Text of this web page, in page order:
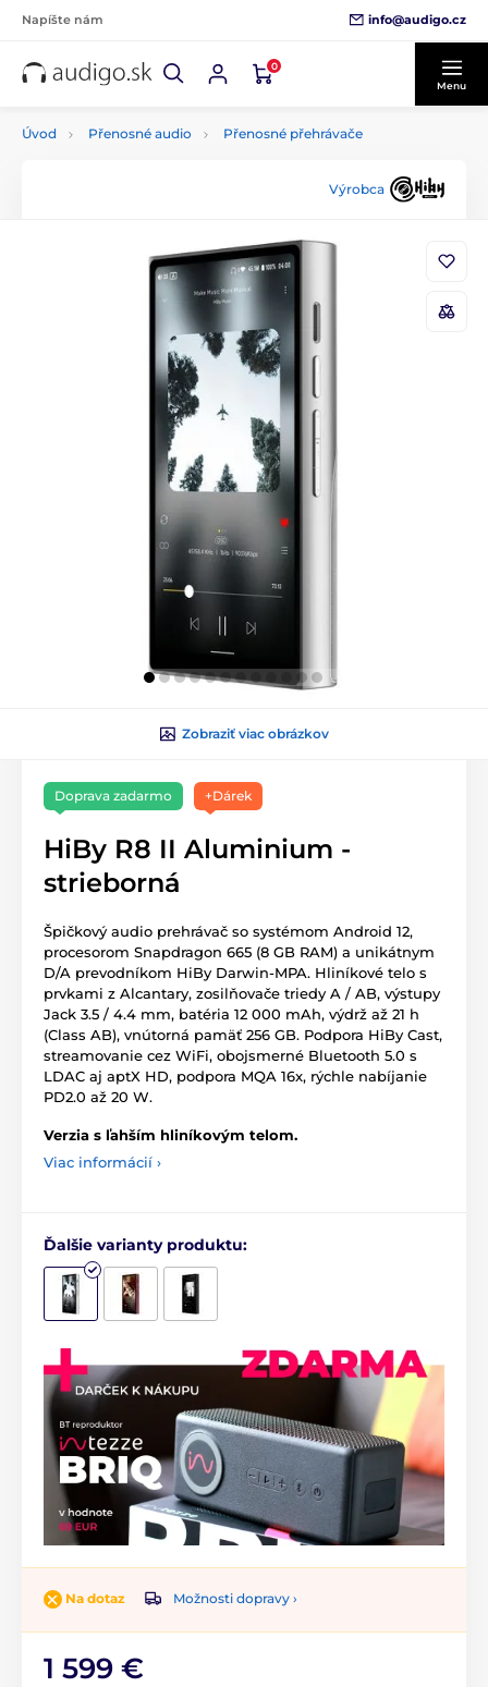
Napíšte nám info@audigo.cz
0
Menu
Úvod Přenosné audio Přenosné přehrávače
Výrobca
Zobraziť viac obrázkov
Doprava zadarmo +Dárek
HiBy R8 II Aluminium -
strieborná
Špičkový audio prehrávač so systémom Android 12,
procesorom Snapdragon 665 (8 GB RAM) a unikátnym
D/A prevodníkom HiBy Darwin-MPA. Hliníkové telo s
prvkami z Alcantary, zosilňovače triedy A / AB, výstupy
Jack 3.5 / 4.4 mm, batéria 12 000 mAh, výdrž až 21 h
(Class AB), vnútorná pamäť 256 GB. Podpora HiBy Cast,
streamovanie cez WiFi, obojsmerné Bluetooth 5.0 s
LDAC aj aptX HD, podpora MQA 16x, rýchle nabíjanie
PD2.0 až 20 W.
Verzia s ľahším hliníkovým telom.
Viac informácií ›
Ďalšie varianty produktu:
Na dotaz Možnosti dopravy ›
1 599 €